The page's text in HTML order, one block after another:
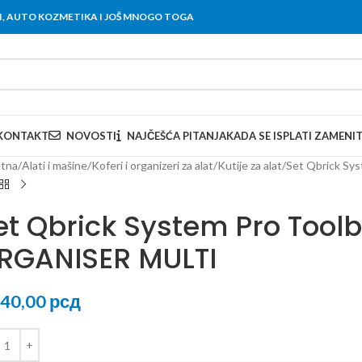
AUTO KOZMETIKA I JOŠ MNOGO TOGA
NOVOSTI NAJČEŠĆA PITANJAKADA SE ISPLATI
Alati i mašine Koferi i organizeri za alat Kutije za alat Set Qbrick
Qbrick System Pro
MULTI
рсд